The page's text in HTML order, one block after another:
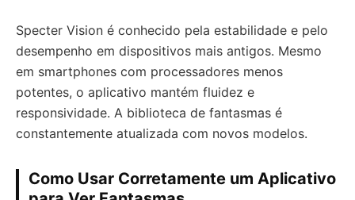
Specter Vision é conhecido pela estabilidade e pelo
desempenho em dispositivos mais antigos. Mesmo
em smartphones com processadores menos
potentes, o aplicativo mantém fluidez e
responsividade. A biblioteca de fantasmas é
constantemente atualizada com novos modelos.
Como Usar Corretamente um Aplicativo